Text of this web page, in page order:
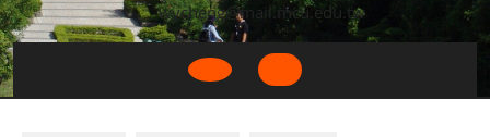
wycheng@mail.mcu.edu.tw
Open